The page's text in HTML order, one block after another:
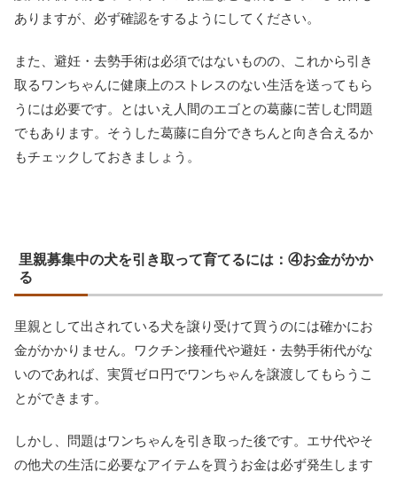
ありますが、必ず確認をするようにしてください。
また、避妊・去勢手術は必須ではないものの、これから引き
取るワンちゃんに健康上のストレスのない生活を送ってもら
うには必要です。とはいえ人間のエゴとの葛藤に苦しむ問題
でもあります。そうした葛藤に自分できちんと向き合えるか
もチェックしておきましょう。
里親募集中の犬を引き取って育てるには：④お金がかか
る
里親として出されている犬を譲り受けて買うのには確かにお
金がかかりません。ワクチン接種代や避妊・去勢手術代がな
いのであれば、実質ゼロ円でワンちゃんを譲渡してもらうこ
とができます。
しかし、問題はワンちゃんを引き取った後です。エサ代やそ
の他犬の生活に必要なアイテムを買うお金は必ず発生します